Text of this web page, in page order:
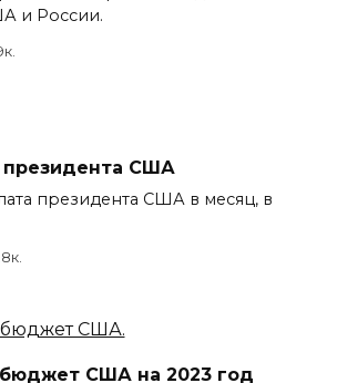
и России.
президента США
президента США в месяц, в
США на 2023 год